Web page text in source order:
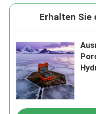
Erhalten Sie